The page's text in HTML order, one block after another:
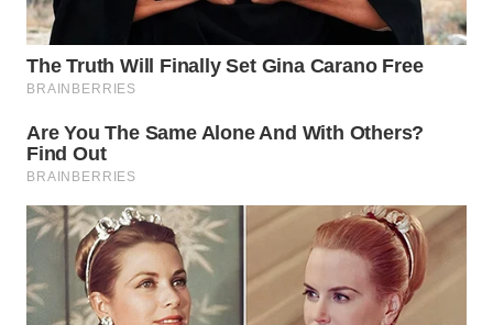
CIREBON
WN
INDRAMAYU
WN
KUNINGAN
WN
MAJALENGKA
WN